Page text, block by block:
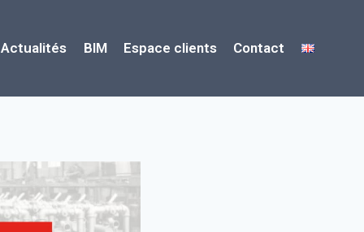
Actualités BIM Espace clients Contact